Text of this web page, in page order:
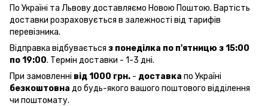
По Україні та Львову доставляємо Новою Поштою. Вартість
доставки розраховується в залежності від тарифів
перевізника.
Відправка відбувається з понеділка по п'ятницю з 15:00
по 19:00. Термін доставки - 1-3 дні.
При замовленні від 1000 грн. - доставка по Україні
безкоштовна до будь-якого вашого поштового відділення
чи поштомату.